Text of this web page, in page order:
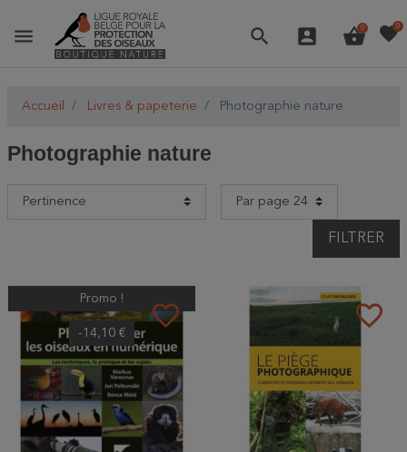
menu search account_box shopping_basket
0 favorite0
Accueil Livres & papeterie Photographie nature
Photographie nature
FILTRER
favorite_border
Promo !
-14,10 €
favorite_border